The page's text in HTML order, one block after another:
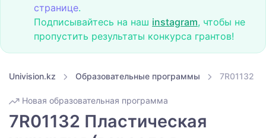
странице.
Подписывайтесь на наш instagram, чтобы не
пропустить результаты конкурса грантов!
Univision.kz Образовательные программы 7R01132
Новая образовательная программа
7R01132 Пластическая